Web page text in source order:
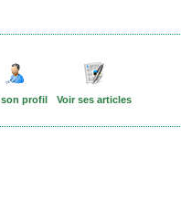
son profil Voir ses articles